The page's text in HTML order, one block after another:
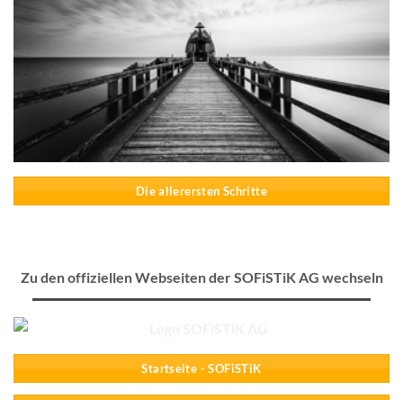
Die allerersten Schritte
Zu den offiziellen Webseiten der SOFiSTiK AG wechseln
Startseite - SOFiSTiK